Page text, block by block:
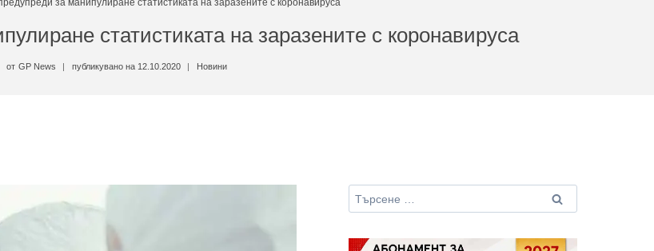
за манипулиране статистиката на заразените с коронавируса
статистиката на заразените с коронавируса
от GP News публикувано на 12.10.2020 Новини
Търсене
за: